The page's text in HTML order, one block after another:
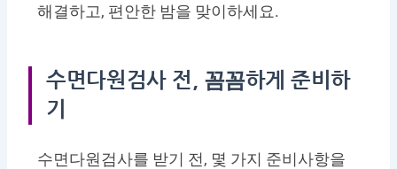
해결하고, 편안한 밤을 맞이하세요.
수면다원검사 전, 꼼꼼하게 준비하
기
수면다원검사를 받기 전, 몇 가지 준비사항을